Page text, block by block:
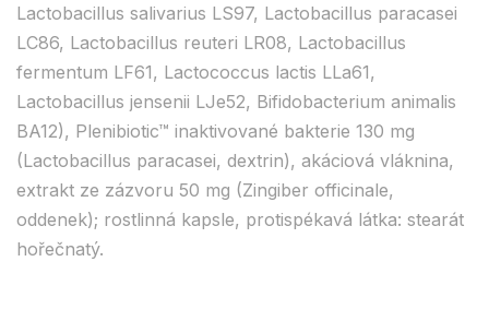
Lactobacillus salivarius LS97, Lactobacillus paracasei
LC86, Lactobacillus reuteri LR08, Lactobacillus
fermentum LF61, Lactococcus lactis LLa61,
Lactobacillus jensenii LJe52, Bifidobacterium animalis
BA12), Plenibiotic™ inaktivované bakterie 130 mg
(Lactobacillus paracasei, dextrin), akáciová vláknina,
extrakt ze zázvoru 50 mg (Zingiber officinale,
oddenek); rostlinná kapsle, protispékavá látka: stearát
hořečnatý.